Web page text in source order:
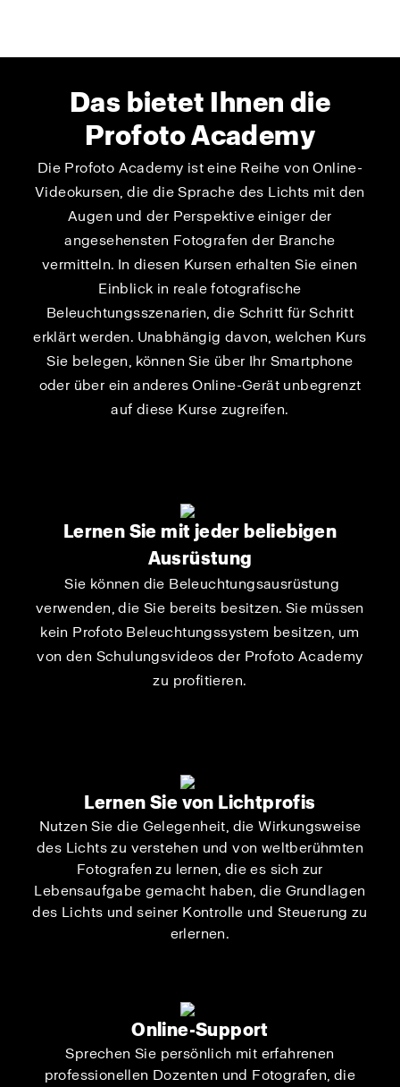
Das bietet Ihnen die
Profoto Academy
Die Profoto Academy ist eine Reihe von Online-
Videokursen, die die Sprache des Lichts mit den
Augen und der Perspektive einiger der
angesehensten Fotografen der Branche
vermitteln. In diesen Kursen erhalten Sie einen
Einblick in reale fotografische
Beleuchtungsszenarien, die Schritt für Schritt
erklärt werden. Unabhängig davon, welchen Kurs
Sie belegen, können Sie über Ihr Smartphone
oder über ein anderes Online-Gerät unbegrenzt
auf diese Kurse zugreifen.
Lernen Sie mit jeder beliebigen
Ausrüstung
Sie können die Beleuchtungsausrüstung
verwenden, die Sie bereits besitzen. Sie müssen
kein Profoto Beleuchtungssystem besitzen, um
von den Schulungsvideos der Profoto Academy
zu profitieren.
Lernen Sie von Lichtprofis
Nutzen Sie die Gelegenheit, die Wirkungsweise
des Lichts zu verstehen und von weltberühmten
Fotografen zu lernen, die es sich zur
Lebensaufgabe gemacht haben, die Grundlagen
des Lichts und seiner Kontrolle und Steuerung zu
erlernen.
Online-Support
Sprechen Sie persönlich mit erfahrenen
professionellen Dozenten und Fotografen, die